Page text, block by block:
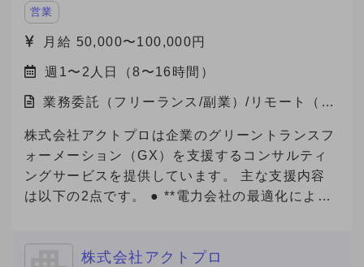
する需要が急拡大しています。 より多くの製造
るため、 セールス組織の拡大・強化のため増員
を検討しています。 【セールスチームの特徴】
の高いメンバーが刺激しあい切磋琢磨していま
す。 また、メンバー（マネジメント未経験）か
らリーダー・マネージャーに昇格したメンバーも
多数在籍しており、挑戦をしたい方へのチャンス
の機会がたくさんあります。 社内ナレッジも豊
ン後の動き方】 ・研修期間あり（最大15時間）
ートアップにおいて、中途人材採用を戦略の立案
から実施までリードいただける方を募集いたしま
す。 ■ご応募（興味あり）にあたり■ 【必須1】
プロフィール（社歴、業務ご経験）詳細をご記載
ください。 【必須2】下記、「副業からの転職」
について、該当する番号をお知らせください。
【必須3】バックグラウンドについても選考の参
考にさせていただいておりますので、大学・学
部・専攻内容も記載してご応募をお願いいたしま
す。 「副業からの転職」について： 数ヶ月〜半
ただける方から優先的に採用させていただく案件
営業
月給 50,000〜100,000円
週1〜2人日（8〜16時間）
業務委託（フリーランス/副業）/リモート（在
株式会社アクトプロは企業のグリーントランスフ
ォーメーション（GX）を支援するコンサルティ
ングサービスを提供しています。 主な支援内容
は以下の2点です。 ● **電力会社の最適化による
あるコスト削減を実現します。 ● **Jクレジット
株式会社アクトプロ